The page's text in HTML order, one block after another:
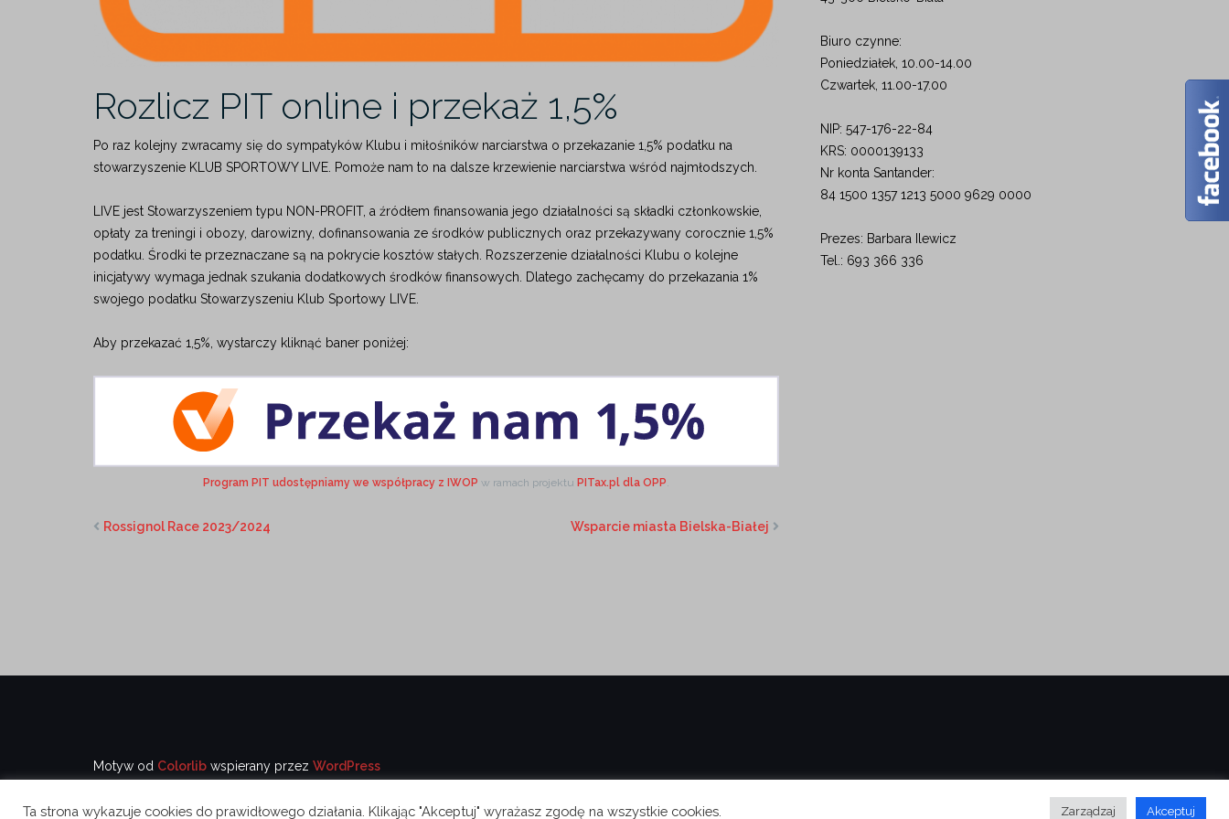
Rozlicz PIT online i przekaż 1,5%
Po raz kolejny zwracamy się do sympatyków Klubu i miłośników narciarstwa o przekazanie 1,5% podatku na
stowarzyszenie KLUB SPORTOWY LIVE. Pomoże nam to na dalsze krzewienie narciarstwa wśród najmłodszych.
LIVE jest Stowarzyszeniem typu NON-PROFIT, a źródłem finansowania jego działalności są składki członkowskie,
opłaty za treningi i obozy, darowizny, dofinansowania ze środków publicznych oraz przekazywany corocznie 1,5%
podatku. Środki te przeznaczane są na pokrycie kosztów stałych. Rozszerzenie działalności Klubu o kolejne
inicjatywy wymaga jednak szukania dodatkowych środków finansowych. Dlatego zachęcamy do przekazania 1%
swojego podatku Stowarzyszeniu Klub Sportowy LIVE.
Aby przekazać 1,5%, wystarczy kliknąć baner poniżej:
Program PIT udostępniamy we współpracy z IWOP w ramach projektu PITax.pl dla OPP
Rossignol Race 2023/2024 Wsparcie miasta Bielska-Białej
Biuro czynne:
Poniedziałek, 10.00-14.00
Czwartek, 11.00-17.00
NIP: 547-176-22-84
KRS: 0000139133
Nr konta Santander:
84 1500 1357 1213 5000 9629 0000
Prezes: Barbara Ilewicz
Tel.: 693 366 336
Motyw od Colorlib wspierany przez WordPress
Ta strona wykazuje cookies do prawidłowego działania. Klikając "Akceptuj" wyrażasz zgodę na wszystkie cookies. Zarządzaj Akceptuj